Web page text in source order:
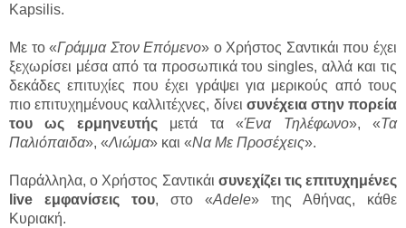
Kapsilis.
Με το «Γράμμα Στον Επόμενο» ο Χρήστος Σαντικάι που έχει
ξεχωρίσει μέσα από τα προσωπικά του singles, αλλά και τις
δεκάδες επιτυχίες που έχει γράψει για μερικούς από τους
πιο επιτυχημένους καλλιτέχνες, δίνει συνέχεια στην πορεία
του ως ερμηνευτήςμετά τα «Ένα Τηλέφωνο», «Τα
Παλιόπαιδα», «Λιώμα» και «Να Με Προσέχεις».
Παράλληλα, ο Χρήστος Σαντικάι συνεχίζει τις επιτυχημένες
live εμφανίσεις του, στο «Adele» της Αθήνας, κάθε
Κυριακή.